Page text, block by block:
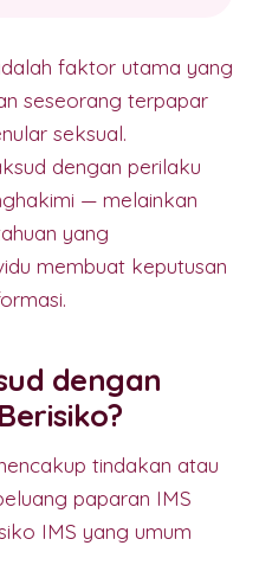
faktor utama yang
seseorang terpapar
seksual.
dengan perilaku
— melainkan
yang
membuat keputusan
dengan
tindakan atau
paparan IMS
IMS yang umum